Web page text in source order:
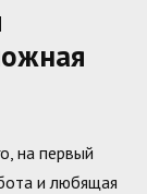
на первый
и любящая